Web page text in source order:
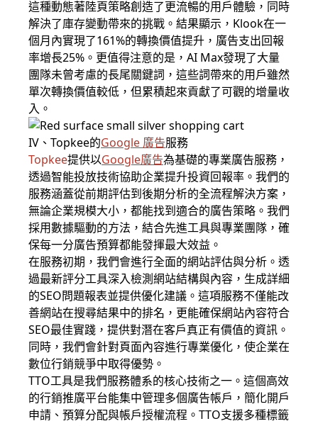
這種動態著陸頁策略創造了更流暢的用戶體驗，同時
解決了庫存變動帶來的挑戰。結果顯示，Klook在一
個月內實現了161%的轉換價值提升，廣告支出回報
率增長25%。更值得注意的是，AI Max發現了大量
團隊未曾考慮的長尾關鍵詞，這些詞帶來的用戶雖然
單次轉換價值較低，但累積起來貢獻了可觀的增量收
入。
IV、Topkee的Google 廣告服務
Topkee提供以Google廣告為基礎的專業廣告服務，
透過智能投放技術協助企業提升投資回報率。我們的
服務涵蓋從前期評估到後期分析的全流程解決方案，
無論企業規模大小，都能找到適合的廣告策略。我們
採用數據驅動的方法，結合先進工具與專業團隊，確
保每一分廣告預算都能發揮最大效益。
在服務初期，我們會進行全面的網站評估與分析。透
過最新評分工具深入檢測網站結構與內容，生成詳細
的SEO問題報表並提供優化建議。這項服務不僅能改
善網站在搜尋結果中的排名，更能確保網站內容符合
SEO最佳實踐，提供對潛在客戶真正有價值的資訊。
同時，我們會針對頁面內容進行專業優化，使企業在
數位行銷競爭中取得優勢。
TTO工具是我們服務體系的核心技術之一。這個高效
的行銷推廣平台能集中管理多個廣告帳戶，簡化開戶
申請、預算分配與帳戶授權流程。TTO支援多種標籤